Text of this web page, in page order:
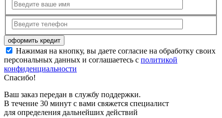
Нажимая на кнопку, вы даете согласие на обработку своих
персональных данных и соглашаетесь с политикой
конфиденциальности
Спасибо!
Ваш заказ передан в службу поддержки.
В течение 30 минут с вами свяжется специалист
для определения дальнейших действий